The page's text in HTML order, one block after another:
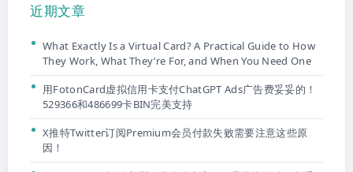
近期文章
What Exactly Is a Virtual Card? A Practical Guide to How
They Work, What They’re For, and When You Need One
用FotonCard虚拟信用卡支付ChatGPT Ads广告费妥妥的！
529366和486699卡BIN完美支持
X推特Twitter订阅Premium会员付款失败需要注意这些原
因！